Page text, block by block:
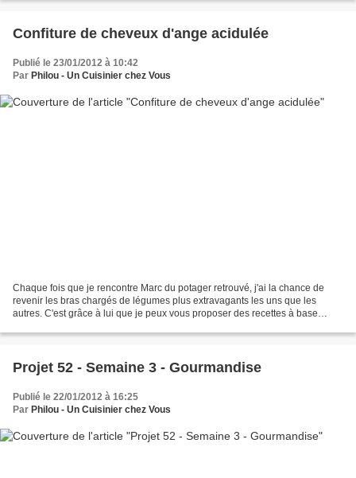
Confiture de cheveux d'ange acidulée
Publié le 23/01/2012 à 10:42
Par Philou - Un Cuisinier chez Vous
Chaque fois que je rencontre Marc du potager retrouvé, j'ai la chance de
revenir les bras chargés de légumes plus extravagants les uns que les
autres. C'est grâce à lui que je peux vous proposer des recettes à base
Projet 52 - Semaine 3 - Gourmandise
Publié le 22/01/2012 à 16:25
Par Philou - Un Cuisinier chez Vous